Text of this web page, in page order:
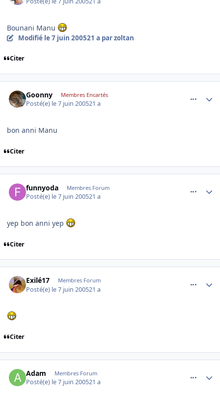
Bounani Manu
Modifié le 7 juin 200521 a par zoltan
Citer
Goonny Membres Encartés
Posté(e) le 7 juin 200521 a
bon anni Manu
Citer
funnyoda Membres Forum
Posté(e) le 7 juin 200521 a
yep bon anni yep
Citer
Exilé17 Membres Forum
Posté(e) le 7 juin 200521 a
Citer
Adam Membres Forum
Posté(e) le 7 juin 200521 a